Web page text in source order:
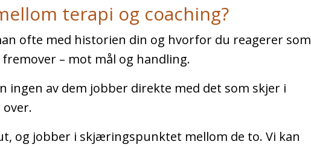
terapi og coaching?
ofte med historien din og hvorfor du reagerer som
– mot mål og handling.
ingen av dem jobber direkte med det som skjer i
og jobber i skjæringspunktet mellom de to. Vi kan